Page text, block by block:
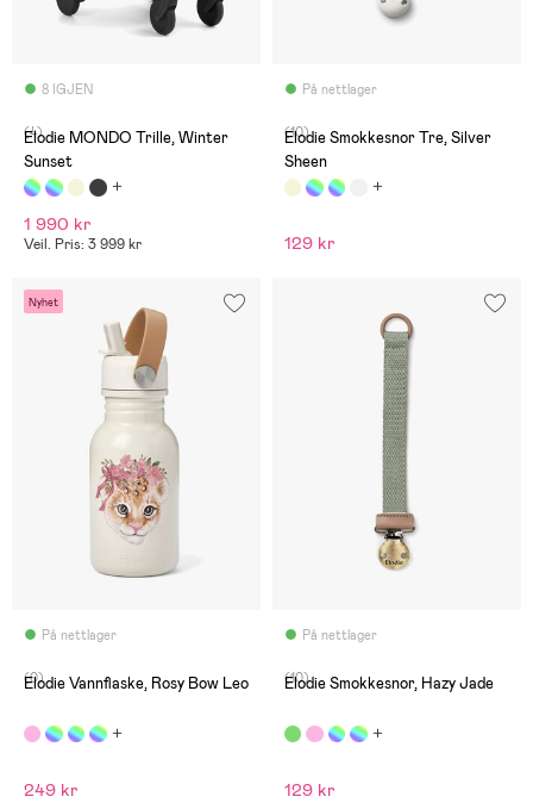
8 IGJEN
(4)
Elodie MONDO Trille, Winter
Sunset
1 990 kr
Veil. Pris: 3 999 kr
På nettlager
(10)
Elodie Smokkesnor Tre, Silver
Sheen
129 kr
Nyhet
På nettlager
(0)
Elodie Vannflaske, Rosy Bow Leo
249 kr
På nettlager
(10)
Elodie Smokkesnor, Hazy Jade
129 kr